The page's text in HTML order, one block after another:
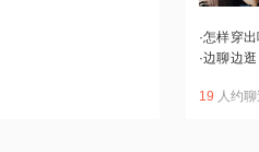
·怎样穿
·边聊边
19 人约聊